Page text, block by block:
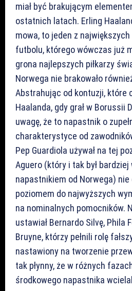
miał być brakującym
ostatnich latach. Erling
mowa, to jeden z
futbolu, którego wówczas już
grona najlepszych piłkarzy
Norwega nie brakowało
Abstrahując od kontuzji, które
Haalanda, gdy grał w Borussii
uwagę, że to napastnik o
charakterystyce od
Pep Guardiola używał na tej
Aguero (który i tak był
napastnikiem od Norwega) nie
poziomem do najwyższych
na nominalnych pomocników.
ustawiał Bernardo Silvę, Phila
Bruyne, którzy pełnili rolę
nastawiony na tworzenie
tak płynny, że w różnych
środkowego napastnika